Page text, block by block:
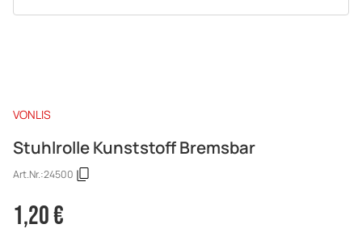
VONLIS
Stuhlrolle Kunststoff Bremsbar
Art.Nr.:24500
1,20 €